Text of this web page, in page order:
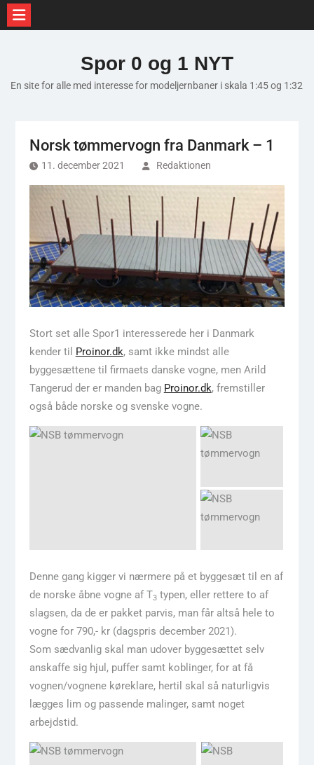
Spor 0 og 1 NYT
En site for alle med interesse for modeljernbaner i skala 1:45 og 1:32
Norsk tømmervogn fra Danmark – 1
11. december 2021 Redaktionen
Stort set alle Spor1 interesserede her i Danmark
kender til Proinor.dk, samt ikke mindst alle
byggesættene til firmaets danske vogne, men Arild
Tangerud der er manden bag Proinor.dk, fremstiller
også både norske og svenske vogne.
Denne gang kigger vi nærmere på et byggesæt til en af
de norske åbne vogne af T3typen, eller rettere to af
slagsen, da de er pakket parvis, man får altså hele to
vogne for 790,- kr (dagspris december 2021).
Som sædvanlig skal man udover byggesættet selv
anskaffe sig hjul, puffer samt koblinger, for at få
vognen/vognene køreklare, hertil skal så naturligvis
lægges lim og passende malinger, samt noget
arbejdstid.